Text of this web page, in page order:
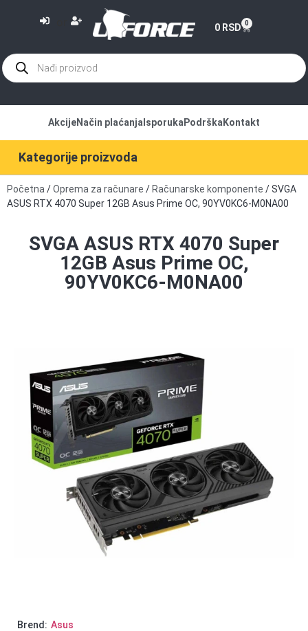
0 RSD 0
Kategorije proizvoda
AkcijeNačin plaćanja Isporuka Podrška Kontakt
Početna /Oprema za računare / Računarske komponente / SVGA
ASUS RTX 4070 Super 12GB Asus Prime OC, 90YV0KC6-M0NA00
SVGA ASUS RTX 4070 Super
12GB Asus Prime OC,
90YV0KC6-M0NA00
Brend: Asus